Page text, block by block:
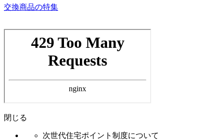
交換商品の特集
閉じる
次世代住宅ポイント制度について